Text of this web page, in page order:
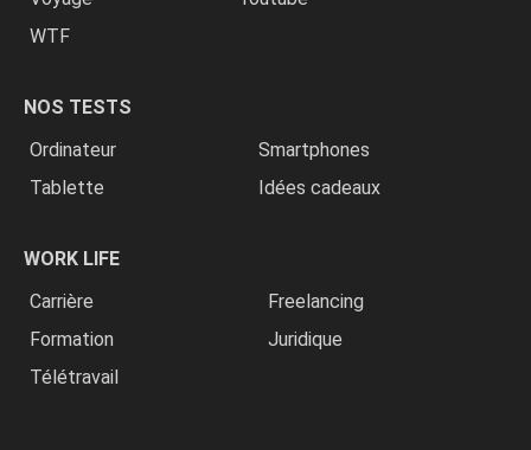
WTF
NOS TESTS
Ordinateur
Smartphones
Tablette
Idées cadeaux
WORK LIFE
Carrière
Freelancing
Formation
Juridique
Télétravail